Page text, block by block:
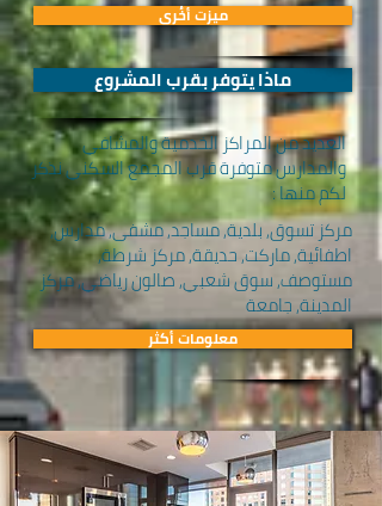
ماذا يتوفر بقرب المشروع
مركز تسوق, بلدية, مساجد, مشفى, مدارس,
اطفائية, ماركت, حديقة, مركز شرطة,
مستوصف, سوق شعبي, صالون رياضي, مركز
المدينة, جامعة
معلومات أكثر
ميزت أخُرى
العديد من المراكز الخدمية والمشافي
والمدارس متوفرة قرب المجمع السكني نذكر
لكم منها :